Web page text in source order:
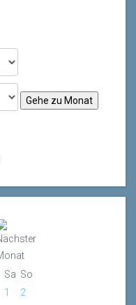
Gehe zu Monat
Sa So
1
2